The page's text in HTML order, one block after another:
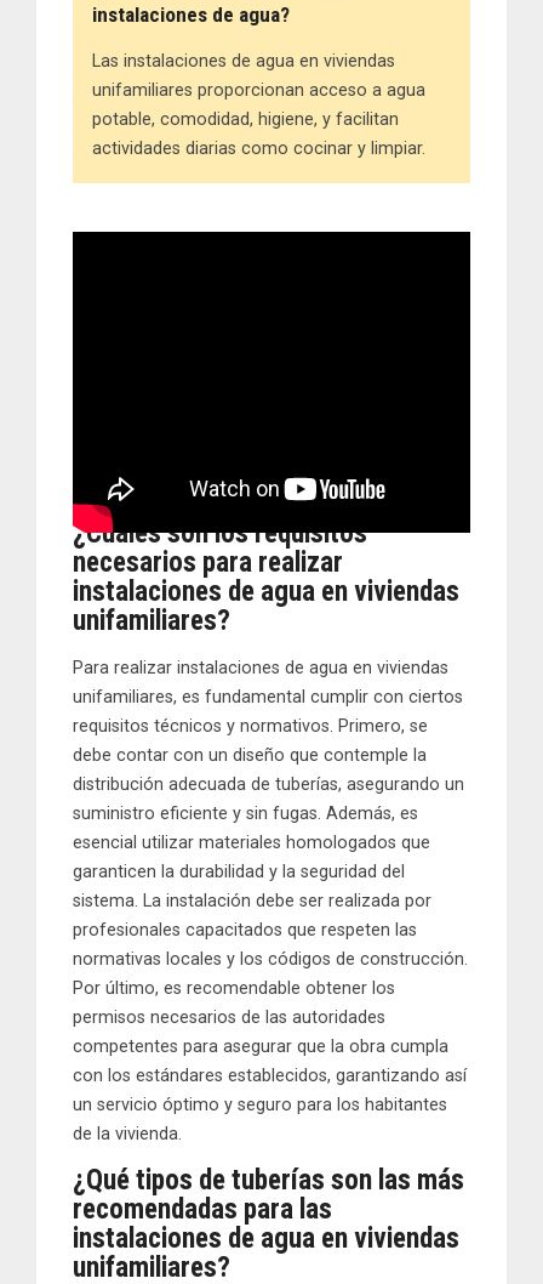
instalaciones de agua?
Las instalaciones de agua en viviendas
unifamiliares proporcionan acceso a agua
potable, comodidad, higiene, y facilitan
actividades diarias como cocinar y limpiar.
¿Cuáles son los requisitos
necesarios para realizar
instalaciones de agua en viviendas
unifamiliares?
Para realizar instalaciones de agua en viviendas
unifamiliares, es fundamental cumplir con ciertos
requisitos técnicos y normativos. Primero, se
debe contar con un diseño que contemple la
distribución adecuada de tuberías, asegurando un
suministro eficiente y sin fugas. Además, es
esencial utilizar materiales homologados que
garanticen la durabilidad y la seguridad del
sistema. La instalación debe ser realizada por
profesionales capacitados que respeten las
normativas locales y los códigos de construcción.
Por último, es recomendable obtener los
permisos necesarios de las autoridades
competentes para asegurar que la obra cumpla
con los estándares establecidos, garantizando así
un servicio óptimo y seguro para los habitantes
de la vivienda.
¿Qué tipos de tuberías son las más
recomendadas para las
instalaciones de agua en viviendas
unifamiliares?